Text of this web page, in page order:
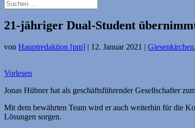
21-jähriger Dual-Student
von Hauptredaktion [pm] | 12. Januar 2021 | Giesenkirchen,
Vorlesen
Jonas Hübner hat als geschäftsführender Gesellschafter
Mit dem bewährten Team wird er auch weiterhin für die
Lösungen sorgen.